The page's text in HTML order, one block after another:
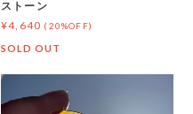
ストーン
¥4,640 (20%OFF)
SOLD OUT